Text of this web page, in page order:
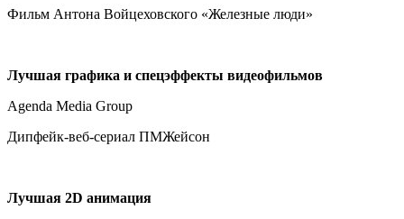
Фильм Антона Войцеховского «Железные люди»
Лучшая графика и спецэффекты видеофильмов
Agenda Media Group
Дипфейк-веб-сериал ПМЖейсон
Лучшая 2D анимация